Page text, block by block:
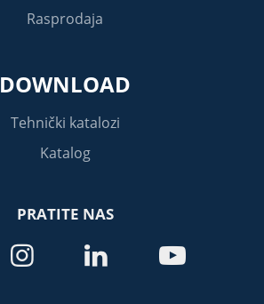
Rasprodaja
DOWNLOAD
Tehnički katalozi
Katalog
PRATITE NAS
  